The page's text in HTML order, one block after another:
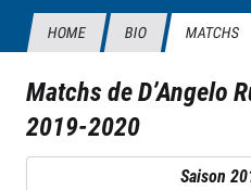
HOME BIO MATCHS
Matchs deD’Angelo
2019-2020
Saison